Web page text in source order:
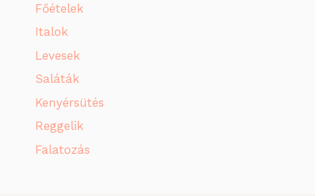
Főételek
Italok
Levesek
Saláták
Kenyérsütés
Reggelik
Falatozás